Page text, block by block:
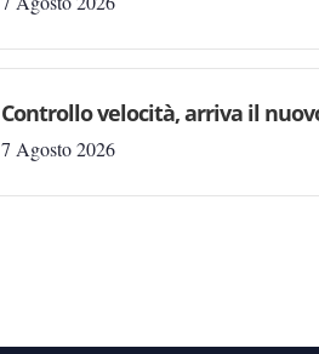
Controllo velocità, arriva il
7 Agosto 2026